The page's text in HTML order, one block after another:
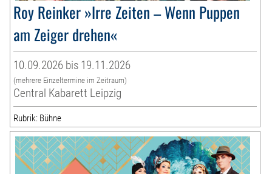
Roy Reinker »Irre Zeiten – Wenn Puppen
am Zeiger drehen«
10.09.2026 bis 19.11.2026
(mehrere Einzeltermine im Zeitraum)
Central Kabarett Leipzig
Rubrik: Bühne